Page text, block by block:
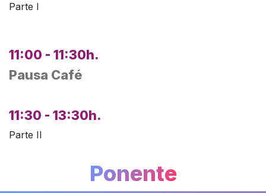
Parte I
11:00 - 11:30h.
Pausa Café
11:30 - 13:30h.
Parte II
Ponente